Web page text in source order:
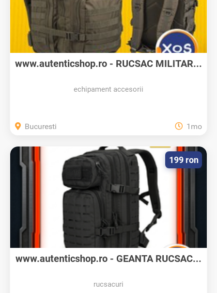
www.autenticshop.ro - RUCSAC MILITAR...
echipament accesorii
Bucuresti 1mo
www.autenticshop.ro - GEANTA RUCSAC...
rucsacuri
199 ron